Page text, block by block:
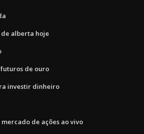
alberta hoje
de ouro
investir dinheiro
de ações ao vivo